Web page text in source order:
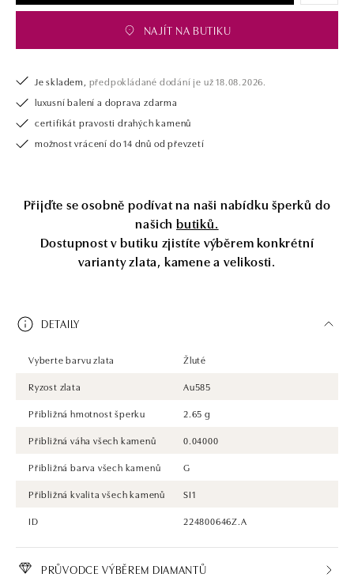
NAJÍT NA BUTIKU
Je skladem, předpokládané dodání je už 18.08.2026.
luxusní balení a doprava zdarma
certifikát pravosti drahých kamenů
možnost vrácení do 14 dnů od převzetí
Přijďte se osobně podívat na naši nabídku šperků do
našich butiků.
Dostupnost v butiku zjistíte výběrem konkrétní
varianty zlata, kamene a velikosti.
DETAILY
Vyberte barvu zlata
Žluté
Ryzost zlata
Au585
Přibližná hmotnost šperku
2.65 g
Přibližná váha všech kamenů
0.04000
Přibližná barva všech kamenů
G
Přibližná kvalita všech kamenů
SI1
ID
224800646Z.A
PRŮVODCE VÝBĚREM DIAMANTŮ